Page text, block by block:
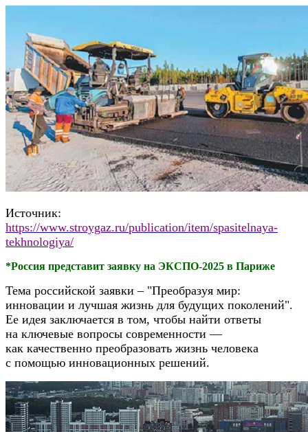
Источник:
https://www.stroygaz.ru/publication/item/spasitelnaya-
tekhnologiya/
*Россия представит заявку на ЭКСПО-2025 в Париже
Тема российской заявки – "Преобразуя мир:
инновации и лучшая жизнь для будущих поколений".
Ее идея заключается в том, чтобы найти ответы
на ключевые вопросы современности —
как качественно преобразовать жизнь человека
с помощью инновационных решений.